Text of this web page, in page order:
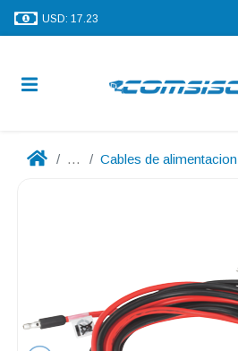
USD: 17.23
... Cables de alimentacion